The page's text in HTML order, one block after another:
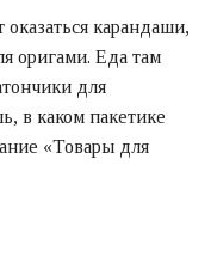
карандаши,
оригами. Еда там
для
в каком пакетике
«Товары для